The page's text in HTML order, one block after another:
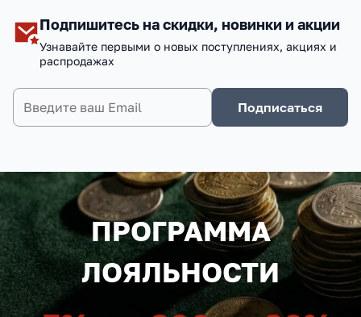
Подпишитесь на скидки, новинки и акции
Узнавайте первыми о новых поступлениях, акциях и
распродажах
Подписаться
ПРОГРАММА
ЛОЯЛЬНОСТИ